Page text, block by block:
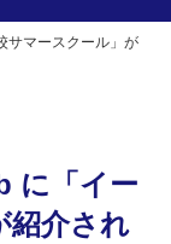
サマースクール」が
に「イー
紹介され